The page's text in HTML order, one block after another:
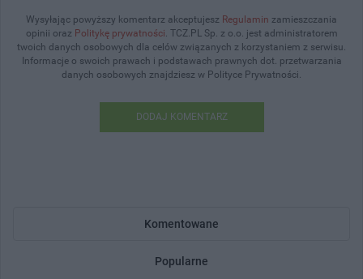
Wysyłając powyższy komentarz akceptujesz Regulamin zamieszczania
opinii oraz Politykę prywatności . TCZ.PL Sp. z o.o. jest administratorem
twoich danych osobowych dla celów związanych z korzystaniem z serwisu.
Informacje o swoich prawach i podstawach prawnych dot. przetwarzania
danych osobowych znajdziesz w Polityce Prywatności.
DODAJ KOMENTARZ
Komentowane
Popularne